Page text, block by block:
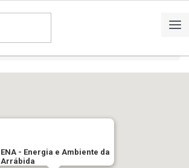
ENA - Energia e Ambiente da
Arrábida